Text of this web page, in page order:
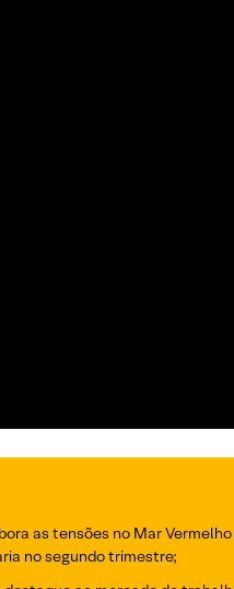
as tensões no Mar
no segundo trimestre;